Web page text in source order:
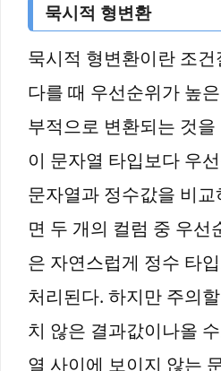
묵시적 형변환
묵시적 형변환이란 조
다를 때 우선순위가 높
부적으로 변환되는 것
이 문자열 타입보다 우
문자열과 정수값을 비
면 두 개의 컬럼 중 우선
은 자연스럽게 정수 타
처리된다. 하지만 주의
치 않은 결과값이나올
열 사이에 보이지 않는